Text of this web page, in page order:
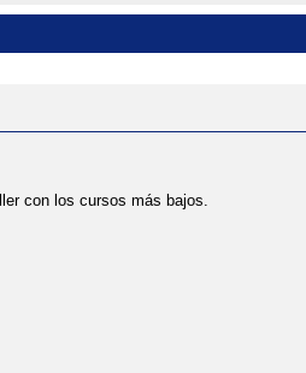
con los cursos más bajos.